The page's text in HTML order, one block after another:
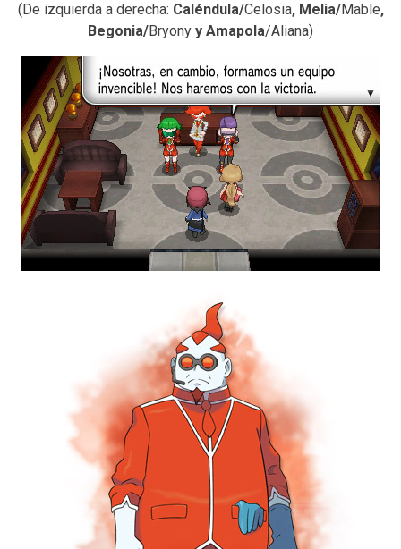
(De izquierda a derecha: Caléndula/Celosia, Melia/Mable,
Begonia/Bryony y Amapola/Aliana)